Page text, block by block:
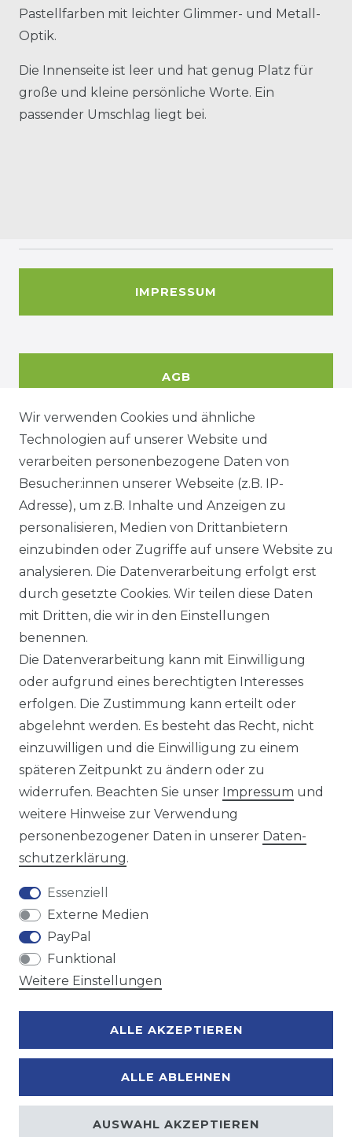
Pastellfarben mit leichter Glimmer- und Metall-
Optik.
Die Innenseite ist leer und hat genug Platz für
große und kleine persönliche Worte. Ein
passender Umschlag liegt bei.
IMPRESSUM
AGB
DATENSCHUTZERKÄRUNG
WIDERRUFSRECHT
KONTAKT
Sie sind Wiederverkäufer?
Sie erreichen uns unter :
https://avancarte.de/
oder telefonisch unter: 0421 - 434430
Wir versenden mit
Zahlungsmöglichkeiten
Wir verwenden Cookies und ähnliche
Technologien auf unserer Website und
verarbeiten personenbezogene Daten von
Besucher:innen unserer Webseite (z.B. IP-
Adresse), um z.B. Inhalte und Anzeigen zu
personalisieren, Medien von Drittanbietern
einzubinden oder Zugriffe auf unsere Website zu
analysieren. Die Datenverarbeitung erfolgt erst
durch gesetzte Cookies. Wir teilen diese Daten
mit Dritten, die wir in den Einstellungen
benennen.
Die Datenverarbeitung kann mit Einwilligung
oder aufgrund eines berechtigten Interesses
erfolgen. Die Zustimmung kann erteilt oder
abgelehnt werden. Es besteht das Recht, nicht
einzuwilligen und die Einwilligung zu einem
späteren Zeitpunkt zu ändern oder zu
widerrufen. Beachten Sie unser Impressum und
weitere Hinweise zur Verwendung
personenbezogener Daten in unserer Daten­
schutz­erklärung.
Essenziell
Externe Medien
PayPal
Funktional
Weitere Einstellungen
ALLE AKZEPTIEREN
ALLE ABLEHNEN
AUSWAHL AKZEPTIEREN